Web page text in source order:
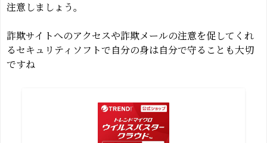
注意しましょう。
詐欺サイトへのアクセスや詐欺メールの注意を促してくれ
るセキュリティソフトで自分の身は自分で守ることも大切
ですね